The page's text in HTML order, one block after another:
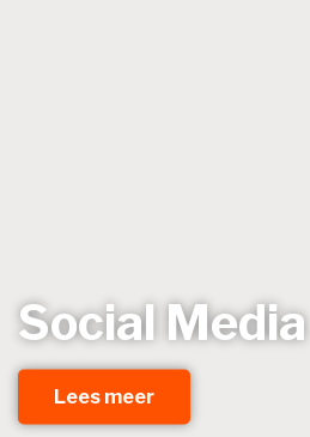
Social Media
Lees meer